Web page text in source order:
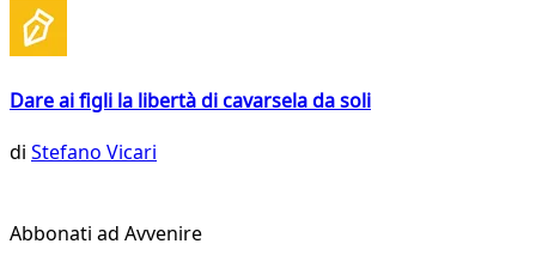
Dare ai figli la libertà di cavarsela da soli
di Stefano Vicari
Abbonati ad Avvenire